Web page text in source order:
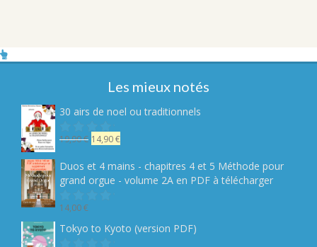
Les mieux notés
30 airs de noel ou traditionnels
Notesur
5
19,90€ Le
initial
était :
19,90 €.
14,90€Le
actuel
est :
Duos et 4 mains - chapitres 4 et 5 Méthode pour
grand orgue - volume 2A en PDF à télécharger
Note
5
14,00€
Tokyo to Kyoto (version PDF)